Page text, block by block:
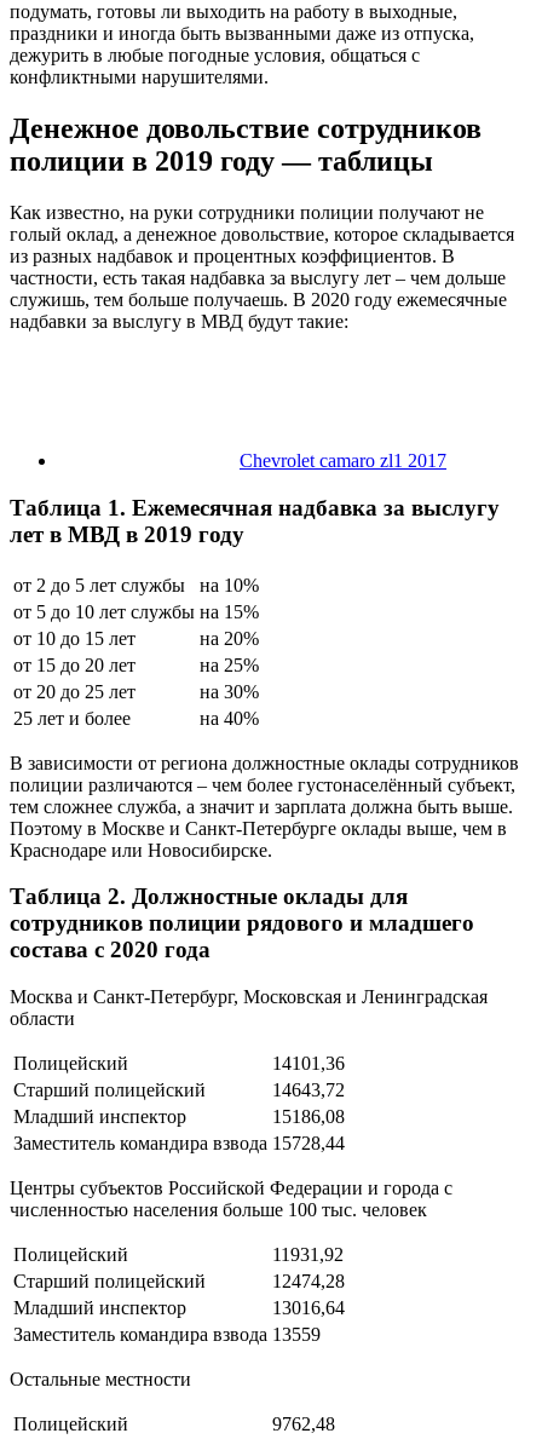
подумать, готовы ли выходить на работу в выходные,
праздники и иногда быть вызванными даже из отпуска,
дежурить в любые погодные условия, общаться с
конфликтными нарушителями.
Денежное довольствие сотрудников
полиции в 2019 году — таблицы
Как известно, на руки сотрудники полиции получают не
голый оклад, а денежное довольствие, которое складывается
из разных надбавок и процентных коэффициентов. В
частности, есть такая надбавка за выслугу лет – чем дольше
служишь, тем больше получаешь. В 2020 году ежемесячные
надбавки за выслугу в МВД будут такие:
Chevrolet camaro zl1 2017
Таблица 1. Ежемесячная надбавка за выслугу
лет в МВД в 2019 году
от 2 до 5 лет службы
на 10%
от 5 до 10 лет службы на 15%
от 10 до 15 лет
на 20%
от 15 до 20 лет
на 25%
от 20 до 25 лет
на 30%
25 лет и более
на 40%
В зависимости от региона должностные оклады сотрудников
полиции различаются – чем более густонаселённый субъект,
тем сложнее служба, а значит и зарплата должна быть выше.
Поэтому в Москве и Санкт-Петербурге оклады выше, чем в
Краснодаре или Новосибирске.
Таблица 2. Должностные оклады для
сотрудников полиции рядового и младшего
состава с 2020 года
Москва и Санкт-Петербург, Московская и Ленинградская
области
Полицейский
14101,36
Старший полицейский
14643,72
Младший инспектор
15186,08
Заместитель командира взвода 15728,44
Центры субъектов Российской Федерации и города с
численностью населения больше 100 тыс. человек
Полицейский
11931,92
Старший полицейский
12474,28
Младший инспектор
13016,64
Заместитель командира взвода 13559
Остальные местности
Полицейский
9762,48